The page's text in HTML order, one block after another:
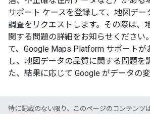
サポート ケースを登録して、地図デー
調査をリクエストします。その際は、
関する問題の詳細をお知らせください
て、Google Maps Platform サポートが
し、地図データの品質に関する問題を
た、結果に応じて Google がデータの変
特に記載のない限り、このページのコンテンツ